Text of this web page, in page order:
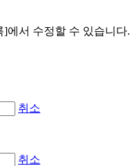
에서 수정할 수 있습니다.
취소
취소